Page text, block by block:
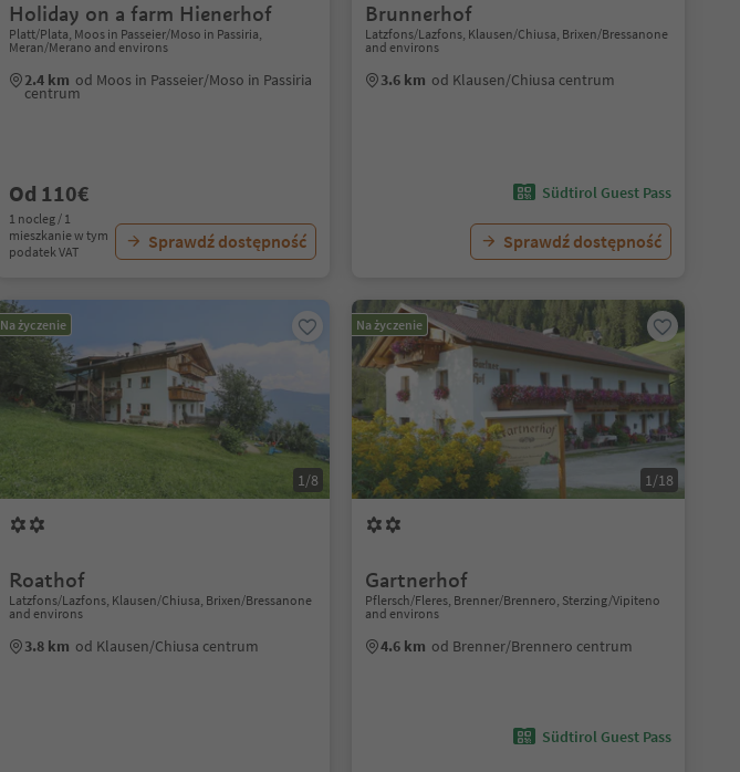
Holiday on a farm Hienerhof
Platt/Plata, Moos in Passeier/Moso in Passiria,
Meran/Merano and environs
2.4 km od Moos in Passeier/Moso in Passiria
centrum
Od 110€
1 nocleg / 1
mieszkanie w tym
podatek VAT
Sprawdź dostępność
Brunnerhof
Latzfons/Lazfons, Klausen/Chiusa, Brixen/Bressanone
and environs
3.6 km od Klausen/Chiusa centrum
Südtirol Guest Pass
Sprawdź dostępność
Na życzenie
1/8
Roathof
Latzfons/Lazfons, Klausen/Chiusa, Brixen/Bressanone
and environs
3.8 km od Klausen/Chiusa centrum
Na życzenie
1/18
Gartnerhof
Pflersch/Fleres, Brenner/Brennero, Sterzing/Vipiteno
and environs
4.6 km od Brenner/Brennero centrum
Südtirol Guest Pass